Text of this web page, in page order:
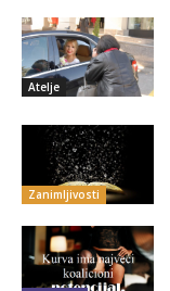
Atelje
Zanimljivosti